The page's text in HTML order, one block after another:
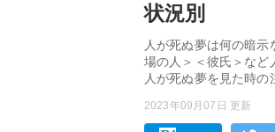
状況別
人が死ぬ夢は何の暗
場の人＞＜彼氏＞など
人が死ぬ夢を見た時の
2023年09月07日 更新